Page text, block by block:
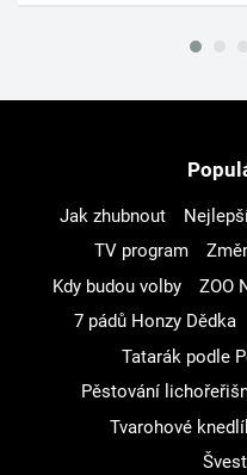
Jak zhubnout
TV program
Kdy budou volby
ZOO
7 pádů Honzy Dědka
Tatarák podle
Pěstování
Tvarohové